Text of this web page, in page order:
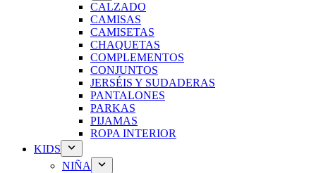
CALZADO
CAMISAS
CAMISETAS
CHAQUETAS
COMPLEMENTOS
CONJUNTOS
JERSÉIS Y SUDADERAS
PANTALONES
PARKAS
PIJAMAS
ROPA INTERIOR
KIDS
NIÑA